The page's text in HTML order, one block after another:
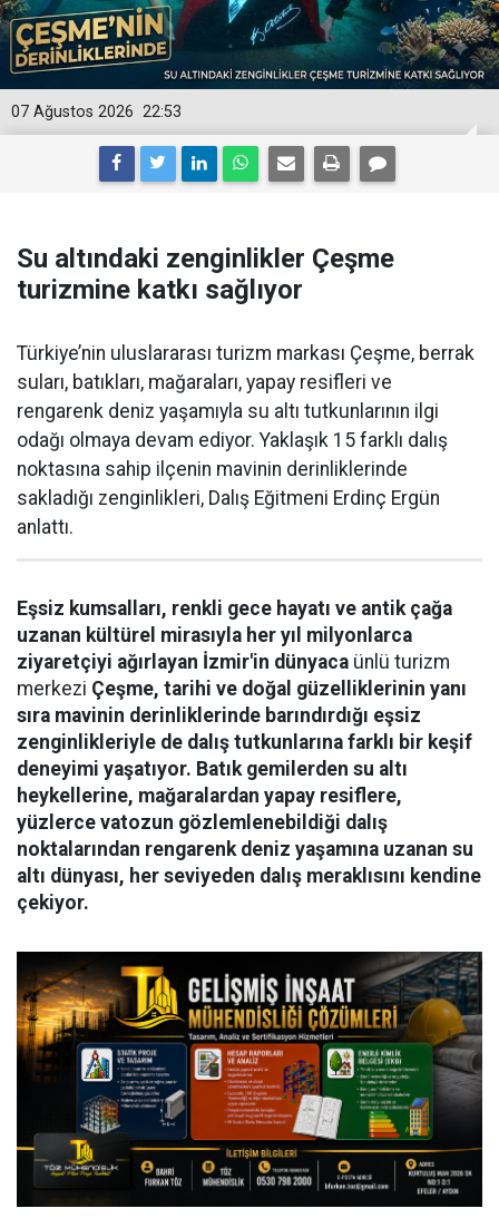
22:53
07 Ağustos 2026
Su altındaki zenginlikler Çeşme
turizmine katkı sağlıyor
Türkiye’nin uluslararası turizm markası Çeşme, berrak
suları, batıkları, mağaraları, yapay resifleri ve
rengarenk deniz yaşamıyla su altı tutkunlarının ilgi
odağı olmaya devam ediyor. Yaklaşık 15 farklı dalış
noktasına sahip ilçenin mavinin derinliklerinde
sakladığı zenginlikleri, Dalış Eğitmeni Erdinç Ergün
anlattı.
Eşsiz kumsalları, renkli gece hayatı ve antik çağa
uzanan kültürel mirasıyla her yıl milyonlarca
ziyaretçiyi ağırlayan İzmir'in dünyaca ünlü turizm
merkezi Çeşme, tarihi ve doğal güzelliklerinin yanı
sıra mavinin derinliklerinde barındırdığı eşsiz
zenginlikleriyle de dalış tutkunlarına farklı bir keşif
deneyimi yaşatıyor. Batık gemilerden su altı
heykellerine, mağaralardan yapay resiflere,
yüzlerce vatozun gözlemlenebildiği dalış
noktalarından rengarenk deniz yaşamına uzanan su
altı dünyası, her seviyeden dalış meraklısını kendine
çekiyor.